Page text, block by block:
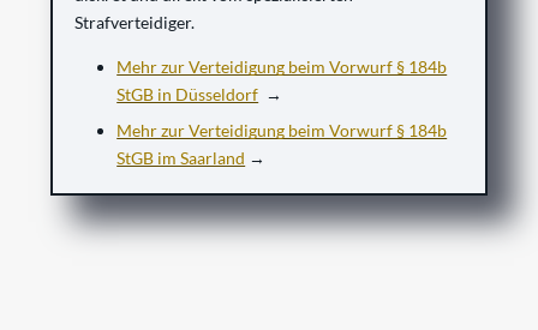
Strafverteidiger.
Mehr zur Verteidigung beim Vorwurf § 184b
StGB in Düsseldorf →
Mehr zur Verteidigung beim Vorwurf § 184b
StGB im Saarland →